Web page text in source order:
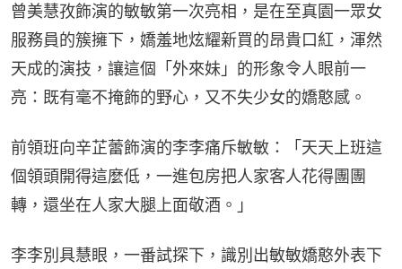
曾美慧孜飾演的敏敏第一次亮相，是在至真園一眾女
服務員的簇擁下，嬌羞地炫耀新買的昂貴口紅，渾然
天成的演技，讓這個「外來妹」的形象令人眼前一
亮：既有毫不掩飾的野心，又不失少女的嬌憨感。
前領班向辛芷蕾飾演的李李痛斥敏敏：「天天上班這
個領頭開得這麼低，一進包房把人家客人花得團團
轉，還坐在人家大腿上面敬酒。」
李李別具慧眼，一番試探下，識別出敏敏嬌憨外表下